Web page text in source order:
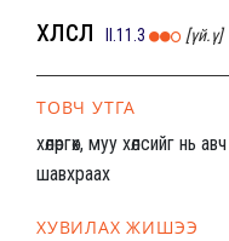
хөлсөл II.11.3 [үй.ү]
ТОВЧ УТГА
хөлөргөх, муу хөлсийг нь
шавхраах
ХУВИЛАХ ЖИШЭЭ